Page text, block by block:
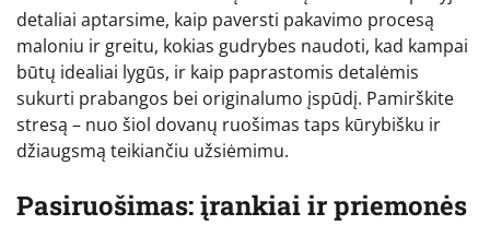
detaliai aptarsime, kaip paversti pakavimo procesą
maloniu ir greitu, kokias gudrybes naudoti, kad kampai
būtų idealiai lygūs, ir kaip paprastomis detalėmis
sukurti prabangos bei originalumo įspūdį. Pamirškite
stresą – nuo šiol dovanų ruošimas taps kūrybišku ir
džiaugsmą teikiančiu užsiėmimu.
Pasiruošimas: įrankiai ir priemonės